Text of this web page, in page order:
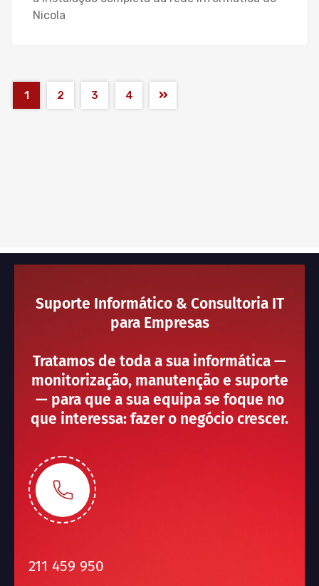
Nicola
1 2 3 4
Suporte Informático & Consultoria IT
para Empresas
Tratamos de toda a sua informática —
monitorização, manutenção e suporte
— para que a sua equipa se foque no
que interessa: fazer o negócio crescer.
211 459 950